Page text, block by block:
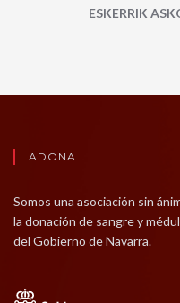
ESKERRIK
ADONA
Somos una asociación sin
la donación de sangre y
del Gobierno de Navarra.